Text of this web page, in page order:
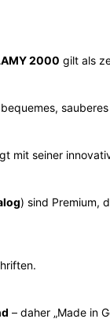
2000 gilt als
mit seiner
) sind Premium,
– daher „Made in